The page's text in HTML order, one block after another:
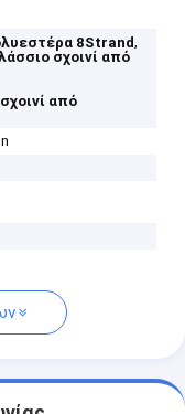
8Strand,
σχοινί από
από